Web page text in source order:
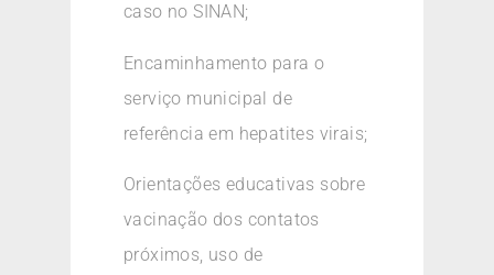
caso no SINAN;
Encaminhamento para o
serviço municipal de
referência em hepatites virais;
Orientações educativas sobre
vacinação dos contatos
próximos, uso de